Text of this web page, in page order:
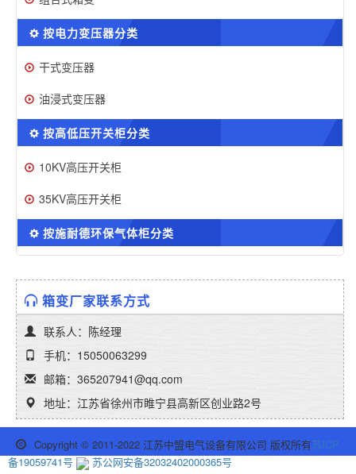
按电力变压器分类
干式变压器
油浸式变压器
按高低压开关柜分类
10KV高压开关柜
35KV高压开关柜
按施耐德环保气体柜分类
箱变厂家联系方式
联系人：陈经理
手机：15050063299
邮箱：365207941@qq.com
地址：江苏省徐州市睢宁县高新区创业路2号
Copyright © 2011-2022 江苏中盟电气设备有限公司 版权所有苏ICP
备19059741号
苏公网安备32032402000365号